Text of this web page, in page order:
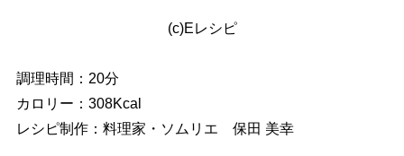
(c)Eレシピ
調理時間：20分
カロリー：308Kcal
レシピ制作：料理家・ソムリエ 保田 美幸